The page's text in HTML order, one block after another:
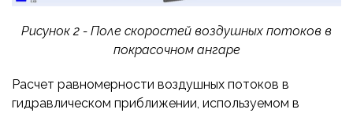
Рисунок 2 - Поле скоростей воздушных потоков в
покрасочном ангаре
Расчет равномерности воздушных потоков в
гидравлическом приближении, используемом в